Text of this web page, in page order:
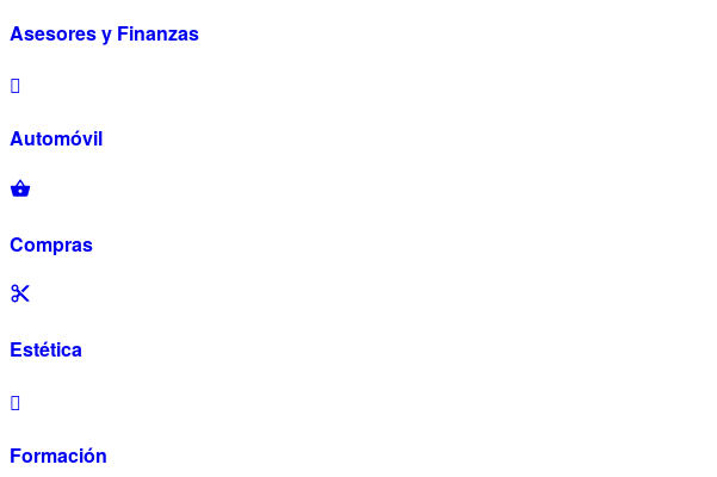
Asesores y Finanzas
Automóvil
Compras
Estética
Formación